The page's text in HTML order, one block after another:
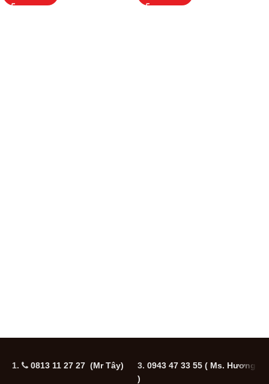
1. 0813 11 27 27 (Mr Tây) 3. 0943 47 33 55 ( Ms. Hương
)